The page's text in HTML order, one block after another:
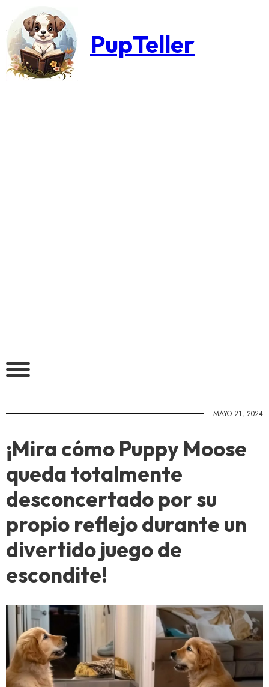
PupTeller
MAYO 21, 2024
¡Mira cómo Puppy Moose
queda totalmente
desconcertado por su
propio reflejo durante un
divertido juego de
escondite!